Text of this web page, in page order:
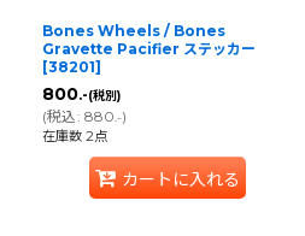
Bones Wheels / Bones
Gravette Pacifier ステッカー
[38201]
800.-(税別)
(税込: 880.-)
在庫数 2点
カートに入れる